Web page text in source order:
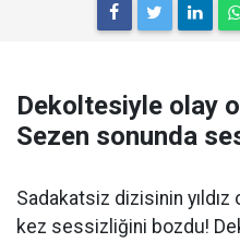
Dekoltesiyle olay
Sezen sonunda
Sadakatsiz dizisinin
kez sessizliğini bozdu!